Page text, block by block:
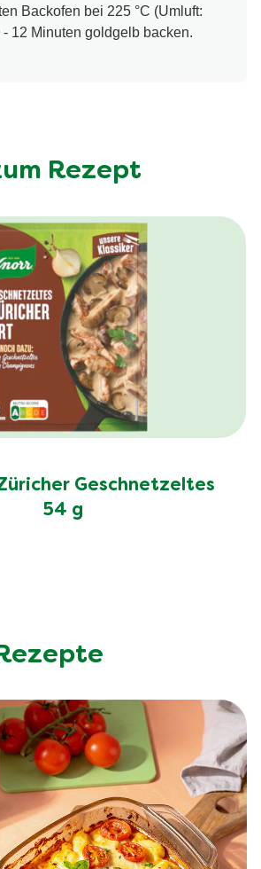
Backofen bei 225 °C (Umluft:
- 12 Minuten goldgelb backen.
Rezept
Geschnetzeltes
54 g